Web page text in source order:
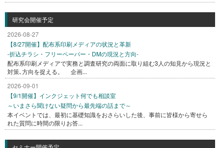
研究会開催予定
2026-08-27
【8/27開催】配布系印刷メディアの状況と革新
-折込チラシ・フリーペーパー・DMの現況と方向-
配布系印刷メディアで実務と調査研究の両面に取り組む3人の知見から現況と
対策､方向を捉える。 企画...
2026-09-01
【9/1開催】インクジェット何でも相談室
～いまさら聞けない疑問から最先端の話まで～
本イベントでは、最初に基礎知識をおさらいした後、事前に皆様から寄せら
れた質問に時間の限りお答...